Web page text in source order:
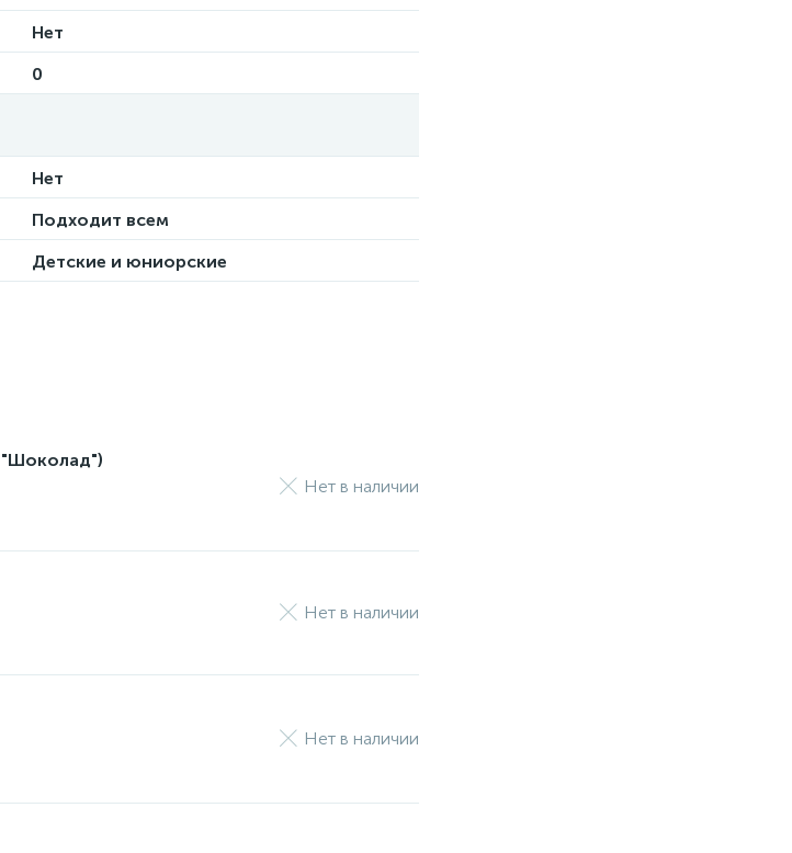
Нет
0
Нет
Подходит всем
Детские и юниорские
"Шоколад")
Нет в наличии
Нет в наличии
Нет в наличии